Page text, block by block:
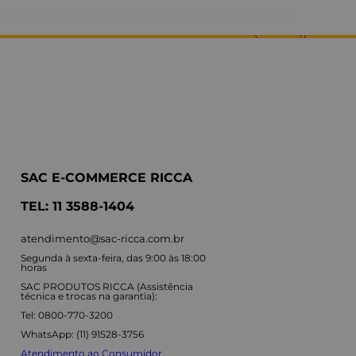
SAC E-COMMERCE RICCA
TEL: 11 3588-1404
atendimento@sac-ricca.com.br
Segunda à sexta-feira, das 9:00 às 18:00
horas
SAC PRODUTOS RICCA (Assistência
técnica e trocas na garantia):
Tel: 0800-770-3200
WhatsApp: (11) 91528-3756
Atendimento ao Consumidor